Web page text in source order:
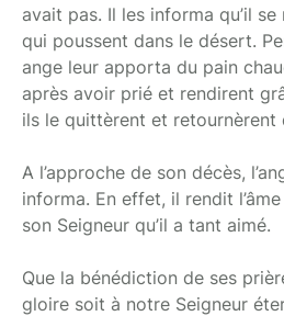
avait pas. Il les informa qu’il
qui poussent dans le désert.
ange leur apporta du pain
après avoir prié et rendirent
ils le quittèrent et retournèrent
A l’approche de son décès,
informa. En effet, il rendit
son Seigneur qu’il a tant aimé.
Que la bénédiction de ses
gloire soit à notre Seigneur